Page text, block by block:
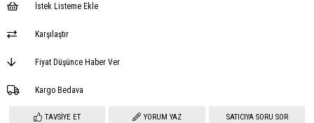
İstek Listeme Ekle
Karşılaştır
Fiyat Düşünce Haber Ver
Kargo Bedava
TAVSIYE ET YORUM YAZ SATICIYA SORU SOR